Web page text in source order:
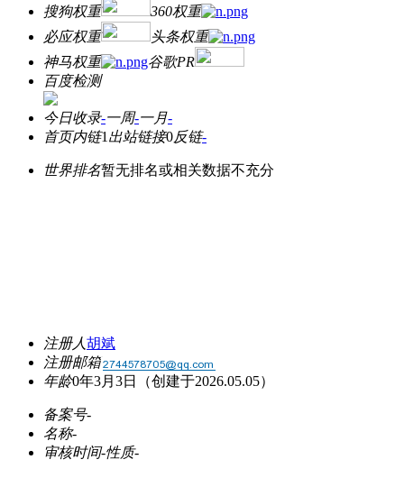
搜狗权重
360权重
必应权重
头条权重
神马权重
谷歌PR
百度检测
今日收录-一周-一月-
首页内链1 出站链接0反链-
世界排名暂无排名或相关数据不充分
注册人胡斌
注册邮箱
年龄0年3月3日 （创建于2026.05.05）
备案号-
名称-
审核时间-性质-